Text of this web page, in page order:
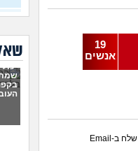
19
אנשים
שלח ב-Email
20)